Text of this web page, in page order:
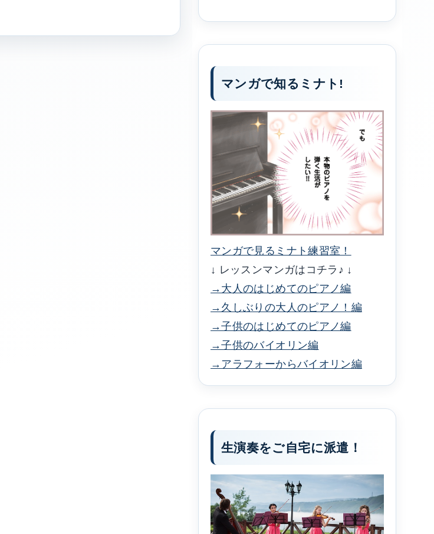
マンガで知るミナト!
マンガで見るミナト練習室！
↓ レッスンマンガはコチラ♪ ↓
→大人のはじめてのピアノ編
→久しぶりの大人のピアノ！編
→子供のはじめてのピアノ編
→子供のバイオリン編
→アラフォーからバイオリン編
生演奏をご自宅に派遣！